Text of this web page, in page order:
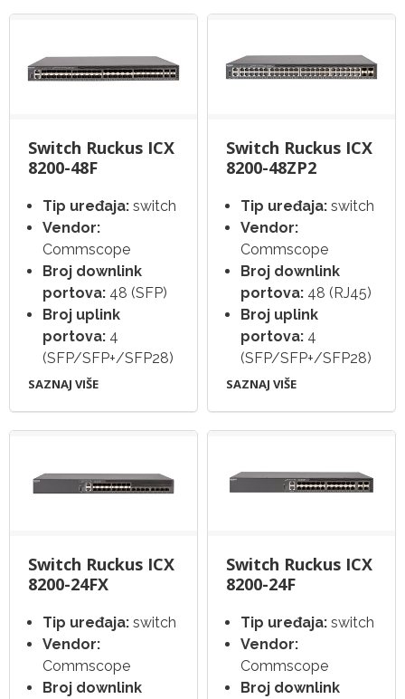
Switch Ruckus ICX
8200-48F
Tip uređaja: switch
Vendor:
Commscope
Broj downlink
portova: 48 (SFP)
Broj uplink
portova: 4
(SFP/SFP+/SFP28)
SAZNAJ VIŠE
Switch Ruckus ICX
8200-48ZP2
Tip uređaja: switch
Vendor:
Commscope
Broj downlink
portova: 48 (RJ45)
Broj uplink
portova: 4
(SFP/SFP+/SFP28)
SAZNAJ VIŠE
Switch Ruckus ICX
8200-24FX
Tip uređaja: switch
Vendor:
Commscope
Broj downlink
Switch Ruckus ICX
8200-24F
Tip uređaja: switch
Vendor:
Commscope
Broj downlink